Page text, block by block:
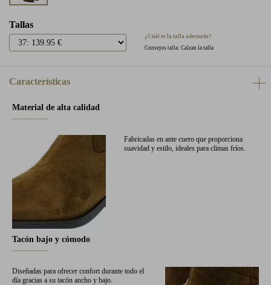
Tallas
¿Cuál es la talla adecuada?
Consejos talla: Calzan la talla
Características
Material de alta calidad
Fabricadas en ante cuero que proporciona
suavidad y estilo, ideales para climas fríos.
Tacón bajo y cómodo
Diseñadas para ofrecer confort durante todo el
día gracias a su tacón ancho y bajo.